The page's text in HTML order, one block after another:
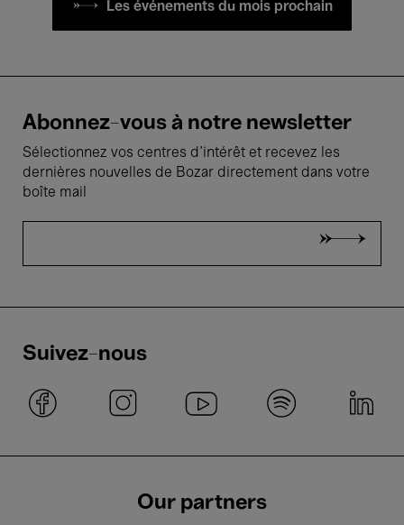
Les événements du mois prochain
Abonnez-vous à notre newsletter
Sélectionnez vos centres d'intérêt et recevez les
dernières nouvelles de Bozar directement dans votre
boîte mail
Suivez-nous
Our partners